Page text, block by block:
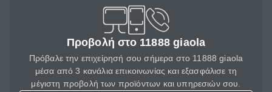
Προβολή στο 11888 giaola
Πρόβαλε την επιχείρησή σου σήμερα στο 11888 giaola
μέσα από 3 κανάλια επικοινωνίας και εξασφάλισε τη
μέγιστη προβολή των προϊόντων και υπηρεσιών σου.